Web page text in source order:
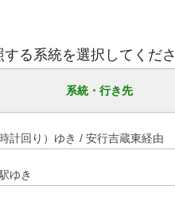
する系統を選択してくだ
系統・行き先
計回り）ゆき / 安行吉蔵東経由
ゆき